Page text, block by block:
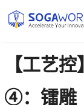
【工艺
④：镭雕